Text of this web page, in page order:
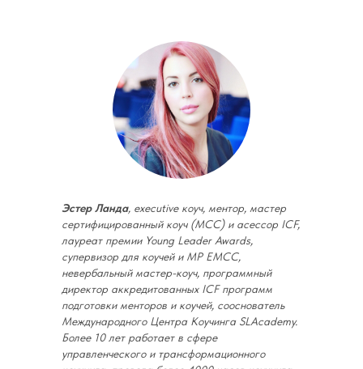
Эстер Ланда, еxecutive коуч, ментор, мастер
сертифицированный коуч (МСС) и асессор ICF,
лауреат премии Young Leader Awards,
супервизор для коучей и МР ЕМСС,
невербальный мастер-коуч, программный
директор аккредитованных ICF программ
подготовки менторов и коучей, сооснователь
Международного Центра Коучинга SLAcademy.
Более 10 лет работает в сфере
управленческого и трансформационного